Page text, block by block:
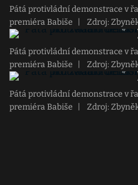
Pátá protivládní demonstrace v
premiéra Babiše
Zdroj:
Pátá protivládní demonstrace v
premiéra Babiše
Zdroj:
Pátá protivládní demonstrace v
premiéra Babiše
Zdroj: